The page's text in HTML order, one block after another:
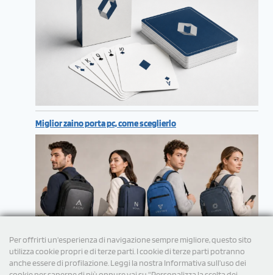
Per offrirti un'esperienza di navigazione sempre migliore, questo sito
utilizza cookie propri e di terze parti. I cookie di terze parti potranno
anche essere di profilazione. Leggi la nostra Informativa sull’uso dei
Miglior zaino porta pc, come sceglierlo